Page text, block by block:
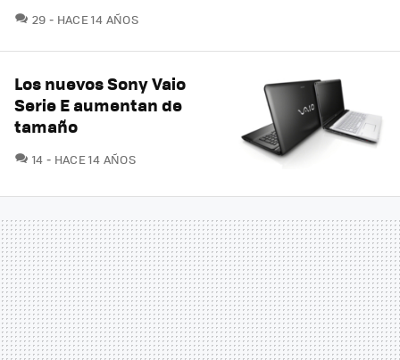
29 COMENTARIOS
HACE 14 AÑOS
Los nuevos Sony Vaio
Serie E aumentan de
tamaño
14 COMENTARIOS
HACE 14 AÑOS